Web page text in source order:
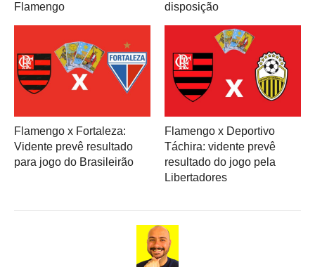
Flamengo
disposição
Flamengo x Fortaleza:
Vidente prevê resultado
para jogo do Brasileirão
Flamengo x Deportivo
Táchira: vidente prevê
resultado do jogo pela
Libertadores